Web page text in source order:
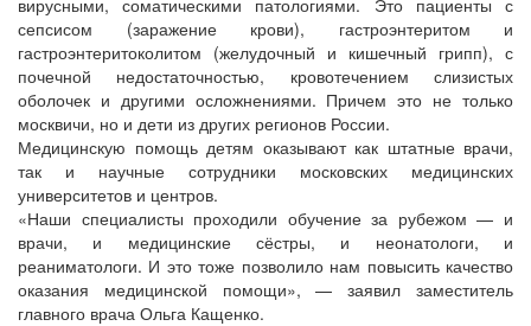
сепсисом (заражение крови), гастроэнтеритом и
гастроэнтеритоколитом (желудочный и кишечный грипп), с
почечной недостаточностью, кровотечением слизистых
оболочек и другими осложнениями. Причем это не только
москвичи, но и дети из других регионов России.
Медицинскую помощь детям оказывают как штатные врачи,
так и научные сотрудники московских медицинских
университетов и центров.
«Наши специалисты проходили обучение за рубежом — и
врачи, и медицинские сёстры, и неонатологи, и
реаниматологи. И это тоже позволило нам повысить качество
оказания медицинской помощи», — заявил заместитель
главного врача Ольга Кащенко.